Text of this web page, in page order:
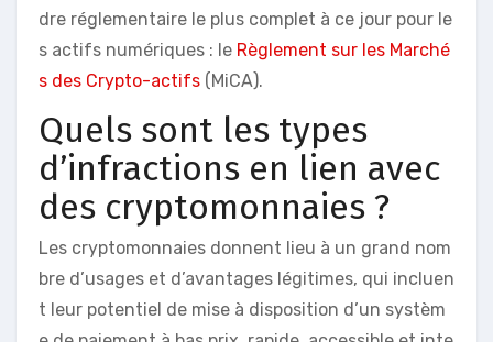
dre réglementaire le plus complet à ce jour pour le
s actifs numériques : le Règlement sur les Marché
s des Crypto-actifs (MiCA).
Quels sont les types
d’infractions en lien avec
des cryptomonnaies ?
Les cryptomonnaies donnent lieu à un grand nom
bre d’usages et d’avantages légitimes, qui incluen
t leur potentiel de mise à disposition d’un systèm